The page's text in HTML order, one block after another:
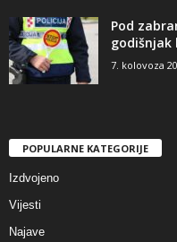
Pod
godišnjak
7. kolovoza
POPULARNE KATEGORIJE
Izdvojeno
Vijesti
Najave